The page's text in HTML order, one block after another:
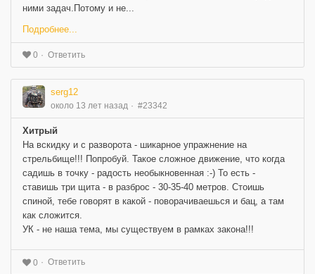
ними задач.Потому и не...
Подробнее...
0 Ответить
serg12
около 13 лет назад #23342
Хитрый
На вскидку и с разворота - шикарное упражнение на
стрельбище!!! Попробуй. Такое сложное движение, что когда
садишь в точку - радость необыкновенная :-) То есть -
ставишь три щита - в разброс - 30-35-40 метров. Стоишь
спиной, тебе говорят в какой - поворачиваешься и бац, а там
как сложится.
УК - не наша тема, мы существуем в рамках закона!!!
0 Ответить